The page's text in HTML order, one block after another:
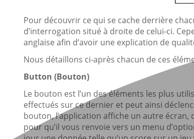
Pour découvrir ce qui se cache derrière
d’interrogation situé à droite de celui-ci.
anglaise afin d’avoir une explication de
Nous détaillons ci-après chacun de ces
Button (Bouton)
Le bouton est l’un des éléments les plus
effectués sur ce dernier et peut ainsi
bouton, l’application affiche un autre écran,
pour qu’il vous renvoie vers un menu